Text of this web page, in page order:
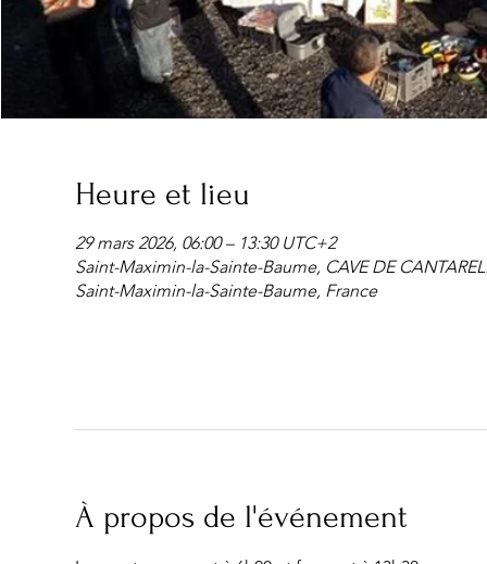
Heure et lieu
29 mars 2026, 06:00 – 13:30 UTC+2
Saint-Maximin-la-Sainte-Baume, CAVE DE
Saint-Maximin-la-Sainte-Baume, France
À propos de l'événement